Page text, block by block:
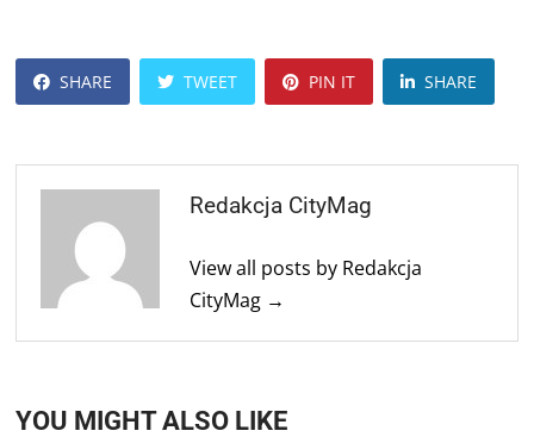
SHARE TWEET PIN IT SHARE
Redakcja CityMag
View all posts by Redakcja
CityMag →
YOU MIGHT ALSO LIKE